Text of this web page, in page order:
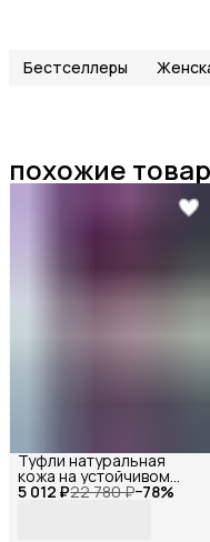
Бестселлеры
похожие
5 012 ₽22 780 ₽−78%
Туфли натуральная
кожа на устойчивом
каблуке замшевые ,